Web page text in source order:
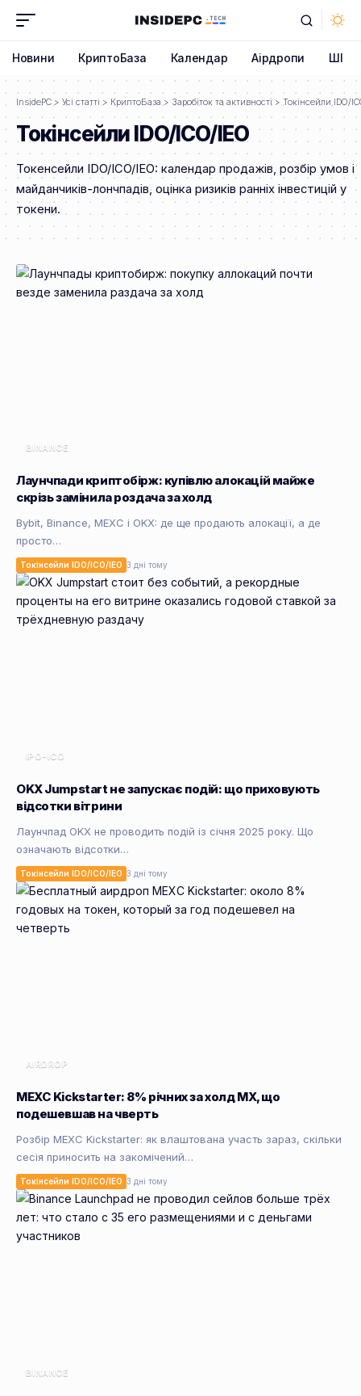
Новини КриптоБаза Календар Аірдропи ШІ
InsidePC > Усі статті > КриптоБаза > Заробіток та активності > Токінсейли IDO/
Токінсейли IDO/ICO/IEO
Токенсейли IDO/ICO/IEO: календар продажів, розбір умов і
майданчиків-лончпадів, оцінка ризиків ранніх інвестицій у
токени.
BINANCE
Лаунчпади криптобірж: купівлю алокацій майже
скрізь замінила роздача за холд
Bybit, Binance, MEXC і OKX: де ще продають алокації, а де
просто…
Токінсейли IDO/ICO/IEO 3 дні тому
IPO-ICO
OKX Jumpstart не запускає подій: що приховують
відсотки вітрини
Лаунчпад OKX не проводить подій із січня 2025 року. Що
означають відсотки…
Токінсейли IDO/ICO/IEO 3 дні тому
AIRDROP
MEXC Kickstarter: 8% річних за холд MX, що
подешевшав на чверть
Розбір MEXC Kickstarter: як влаштована участь зараз, скільки
сесія приносить на закомічений…
Токінсейли IDO/ICO/IEO 3 дні тому
BINANCE